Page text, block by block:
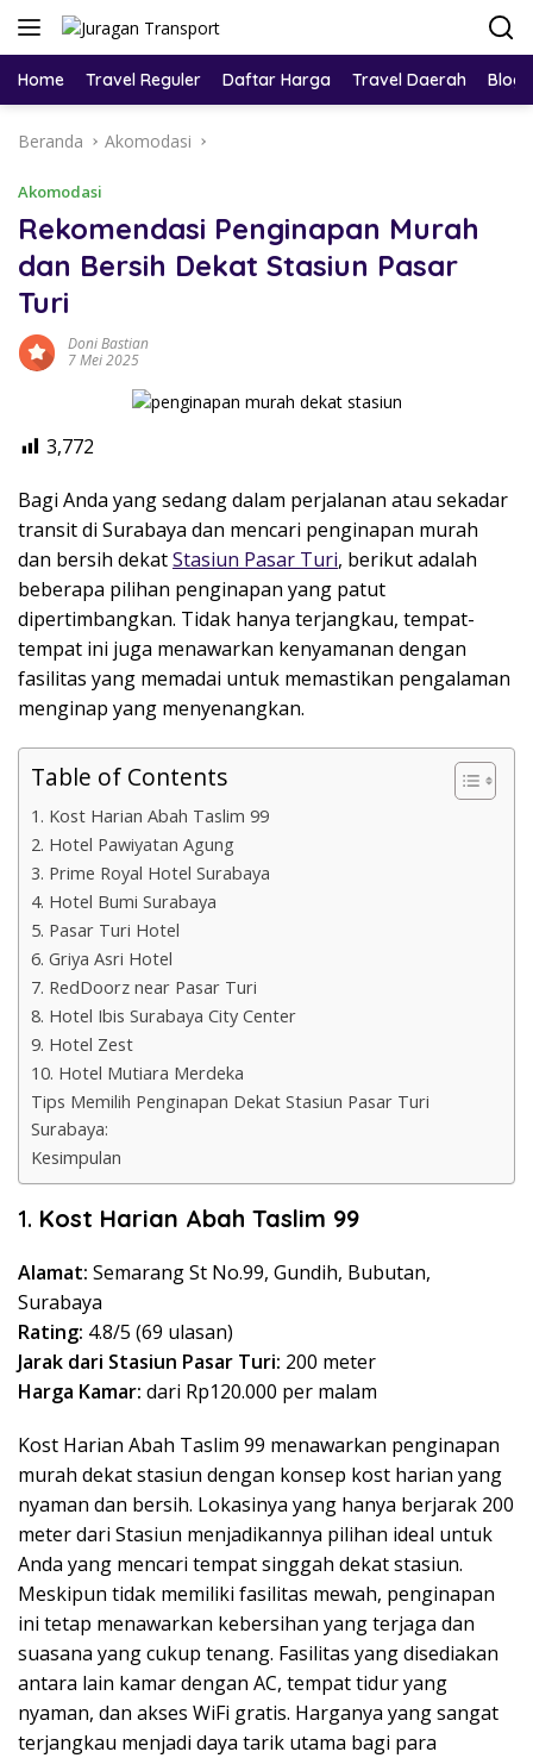
Home Travel Reguler Daftar Harga Travel Daerah Blog
Beranda Akomodasi
Akomodasi
Rekomendasi Penginapan Murah
dan Bersih Dekat Stasiun Pasar
Turi
Doni Bastian
7 Mei 2025
3,772
Bagi Anda yang sedang dalam perjalanan atau sekadar
transit di Surabaya dan mencari penginapan murah
dan bersih dekatStasiun Pasar Turi, berikut adalah
beberapa pilihan penginapan yang patut
dipertimbangkan. Tidak hanya terjangkau, tempat-
tempat ini juga menawarkan kenyamanan dengan
fasilitas yang memadai untuk memastikan pengalaman
menginap yang menyenangkan.
Table of Contents
1. Kost Harian Abah Taslim 99
2. Hotel Pawiyatan Agung
3. Prime Royal Hotel Surabaya
4. Hotel Bumi Surabaya
5. Pasar Turi Hotel
6. Griya Asri Hotel
7. RedDoorz near Pasar Turi
8. Hotel Ibis Surabaya City Center
9. Hotel Zest
10. Hotel Mutiara Merdeka
Tips Memilih Penginapan Dekat Stasiun Pasar Turi
Surabaya:
Kesimpulan
1. Kost Harian Abah Taslim 99
Alamat: Semarang St No.99, Gundih, Bubutan,
Surabaya
Rating: 4.8/5 (69 ulasan)
Jarak dari Stasiun Pasar Turi: 200 meter
Harga Kamar: dari Rp120.000 per malam
Kost Harian Abah Taslim 99 menawarkan penginapan
murah dekat stasiun dengan konsep kost harian yang
nyaman dan bersih. Lokasinya yang hanya berjarak 200
meter dari Stasiun menjadikannya pilihan ideal untuk
Anda yang mencari tempat singgah dekat stasiun.
Meskipun tidak memiliki fasilitas mewah, penginapan
ini tetap menawarkan kebersihan yang terjaga dan
suasana yang cukup tenang. Fasilitas yang disediakan
antara lain kamar dengan AC, tempat tidur yang
nyaman, dan akses WiFi gratis. Harganya yang sangat
terjangkau menjadi daya tarik utama bagi para